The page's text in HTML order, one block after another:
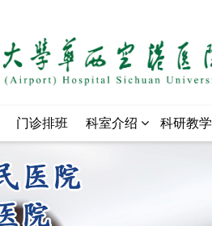
门诊排班 科室介绍 科研教学